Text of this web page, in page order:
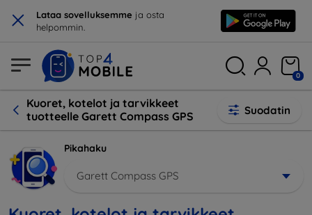
× Lataa sovelluksemme ja osta
helpommin.
0
Kuoret, kotelot ja tarvikkeet
tuotteelle Garett Compass GPS
Suodatin
Pikahaku
Garett Compass GPS